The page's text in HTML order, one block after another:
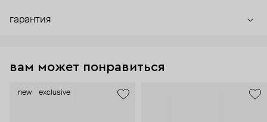
гарантия
вам может понравиться
new exclusive